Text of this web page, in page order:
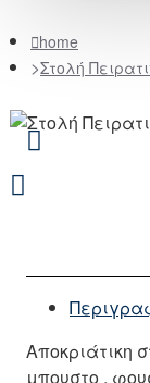
home
Στολή
Αποκριάτικη
μπουστο ,